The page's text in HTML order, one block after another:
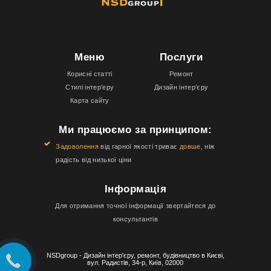
NSDgroup - Дизайн інтер'єру, ремонт, будівництво в Києві,
вул. Радистів, 34-р, Київ, 02000
Меню
Корисні статті
Стилі інтер’еру
Карта сайту
Послуги
Ремонт
Дизайн інтер’єру
Ми працюємо за принципом:
Задоволення від гарної якості триває довше , ніж
радість від низької ціни
Інформація
Для отримання точної інформації звертайтеся до
консультантів